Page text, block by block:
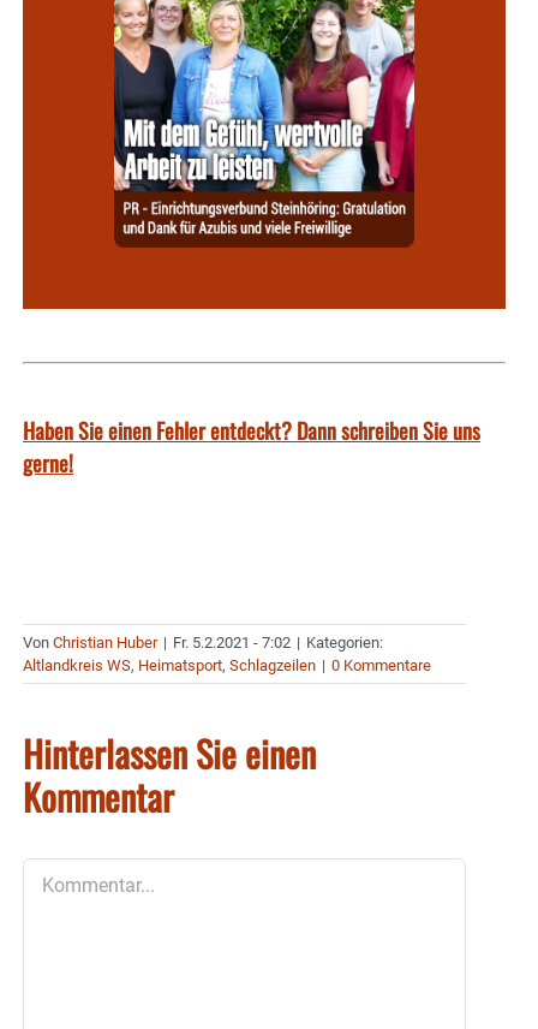
Haben Sie einen Fehler entdeckt? Dann schreiben Sie uns
gerne!
Von Christian Huber | Fr. 5.2.2021 - 7:02 | Kategorien:
Altlandkreis WS, Heimatsport, Schlagzeilen | 0 Kommentare
Hinterlassen Sie einen
Kommentar